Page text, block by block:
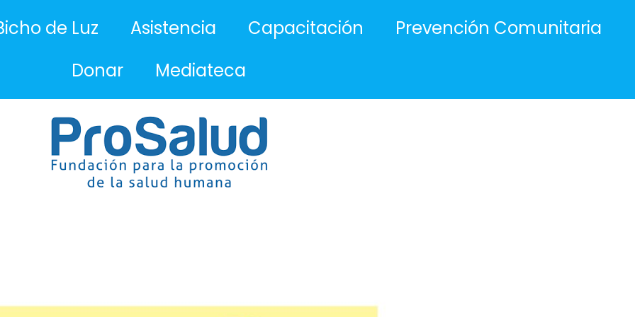
de Luz Asistencia Capacitación
Prevención Comunitaria
Donar
Mediateca